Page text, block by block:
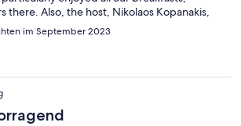
there. Also, the host, Nikolaos Kopanakis,
and helpful. To sum up, the location is
a most relaxed and delightful time
im September 2023